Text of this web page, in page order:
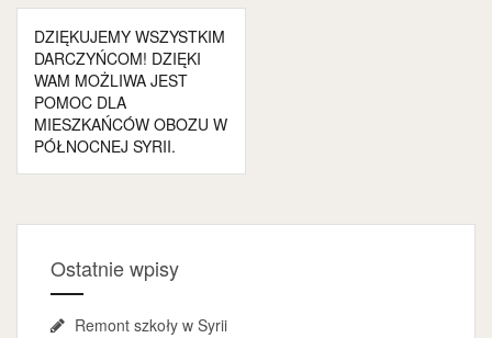
Nawigacja
wpisu
DZIĘKUJEMY WSZYSTKIM
DARCZYŃCOM! DZIĘKI
WAM MOŻLIWA JEST
POMOC DLA
MIESZKAŃCÓW OBOZU W
PÓŁNOCNEJ SYRII.
Ostatnie wpisy
Remont szkoły w Syrii